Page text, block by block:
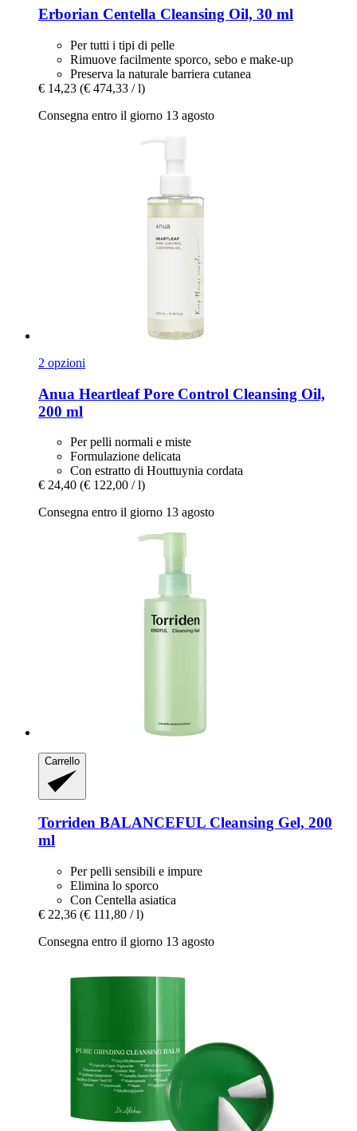
Erborian Centella Cleansing Oil, 30 ml
Per tutti i tipi di pelle
Rimuove facilmente sporco, sebo e make-up
Preserva la naturale barriera cutanea
€ 14,23 (€ 474,33 / l)
Consegna entro il giorno 13 agosto
2 opzioni
Anua Heartleaf Pore Control Cleansing Oil,
200 ml
Per pelli normali e miste
Formulazione delicata
Con estratto di Houttuynia cordata
€ 24,40 (€ 122,00 / l)
Consegna entro il giorno 13 agosto
Carrello
Torriden BALANCEFUL Cleansing Gel, 200
ml
Per pelli sensibili e impure
Elimina lo sporco
Con Centella asiatica
€ 22,36 (€ 111,80 / l)
Consegna entro il giorno 13 agosto